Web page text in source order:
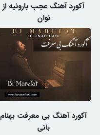
آکورد آهنگ عجب بارونیه از
نوان
آکورد آهنگ بی معرفت بهنام
بانی